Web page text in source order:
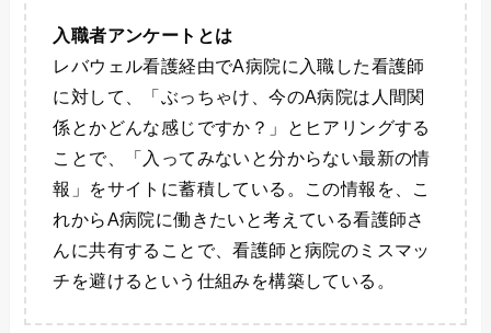
入職者アンケートとは
レバウェル看護経由でA病院に入職した看護師
に対して、「ぶっちゃけ、今のA病院は人間関
係とかどんな感じですか？」とヒアリングする
ことで、「入ってみないと分からない最新の情
報」をサイトに蓄積している。この情報を、こ
れからA病院に働きたいと考えている看護師さ
んに共有することで、看護師と病院のミスマッ
チを避けるという仕組みを構築している。